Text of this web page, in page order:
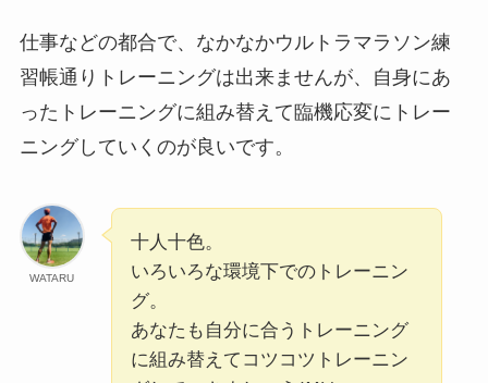
仕事などの都合で、なかなかウルトラマラソン練
習帳通りトレーニングは出来ませんが、自身にあ
ったトレーニングに組み替えて臨機応変にトレー
ニングしていくのが良いです。
WATARU
十人十色。
いろいろな環境下でのトレーニン
グ。
あなたも自分に合うトレーニング
に組み替えてコツコツトレーニン